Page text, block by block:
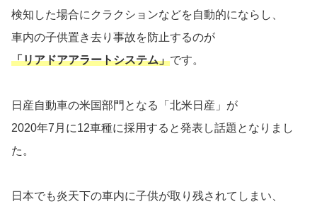
検知した場合にクラクションなどを自動的にならし、
車内の子供置き去り事故を防止するのが
「リアドアアラートシステム」です。
日産自動車の米国部門となる「北米日産」が
2020年7月に12車種に採用すると発表し話題となりまし
た。
日本でも炎天下の車内に子供が取り残されてしまい、